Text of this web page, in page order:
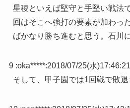
星稜といえば堅守と手堅い戦法
回はそこへ強打の要素が加わっ
ばかなり勝ち進むと思う。石川
9 :oka*****:2018/07/25(水)17:46:21
そして、甲子園では1回戦で敗退